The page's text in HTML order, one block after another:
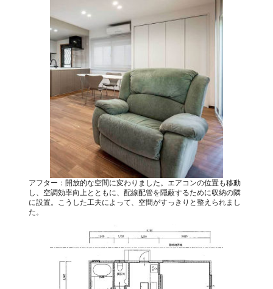
アフター：開放的な空間に変わりました。エアコンの位置も移動
し、空調効率向上とともに、配線配管を隠蔽するために収納の隣
に設置。こうした工夫によって、空間がすっきりと整えられまし
た。